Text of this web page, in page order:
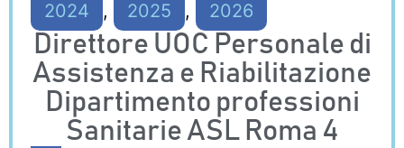
2024 , 2025 , 2026
Direttore UOC Personale di
Assistenza e Riabilitazione
Dipartimento professioni
Sanitarie ASL Roma 4